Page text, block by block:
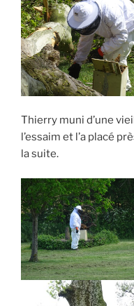
Thierry muni d’une
l’essaim et l’a placé
la suite.